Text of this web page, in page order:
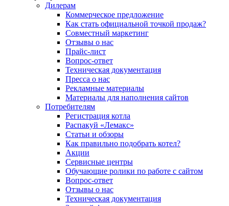
Дилерам
Коммерческое предложение
Как стать официальной точкой продаж?
Совместный маркетинг
Отзывы о нас
Прайс-лист
Вопрос-ответ
Техническая документация
Пресса о нас
Рекламные материалы
Материалы для наполнения сайтов
Потребителям
Регистрация котла
Распакуй «Лемакс»
Статьи и обзоры
Как правильно подобрать котел?
Акции
Сервисные центры
Обучающие ролики по работе с сайтом
Вопрос-ответ
Отзывы о нас
Техническая документация